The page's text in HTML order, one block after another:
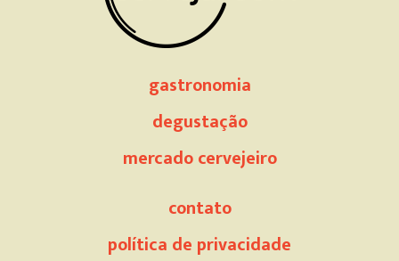
gastronomia
degustação
mercado cervejeiro
contato
política de privacidade